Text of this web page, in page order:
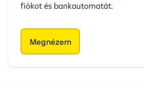
fiókot és bankautomatát.
Megnézem